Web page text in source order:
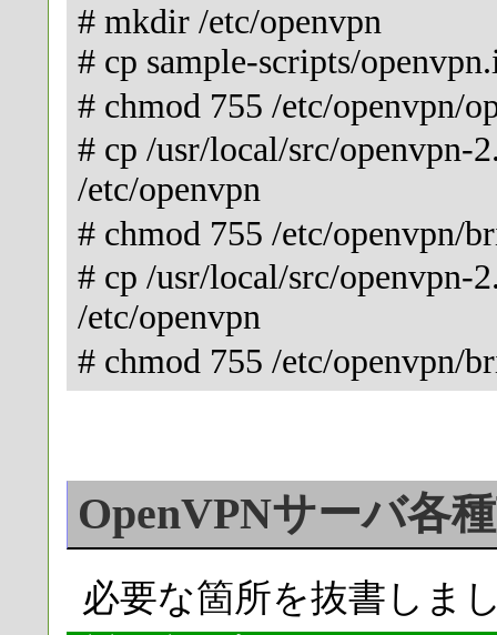
# mkdir /etc/openvpn
# cp sample-scripts/
# chmod 755 /etc/openvpn/
# cp /usr/local/src/openvpn-
/etc/openvpn
# chmod 755 /etc/openvpn/
# cp /usr/local/src/openvpn-
/etc/openvpn
# chmod 755 /etc/openvpn/
OpenVPNサー
必要な箇所を抜書しま